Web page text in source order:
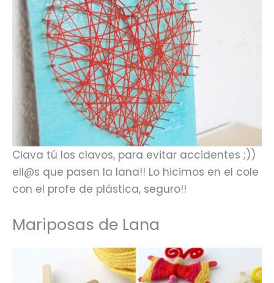
Clava tú los clavos, para evitar accidentes ;))
ell@s que pasen la lana!! Lo hicimos en el cole
con el profe de plástica, seguro!!
Mariposas de Lana